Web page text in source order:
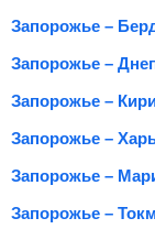
Запорожье –
Запорожье –
Запорожье –
Запорожье –
Запорожье –
Запорожье –